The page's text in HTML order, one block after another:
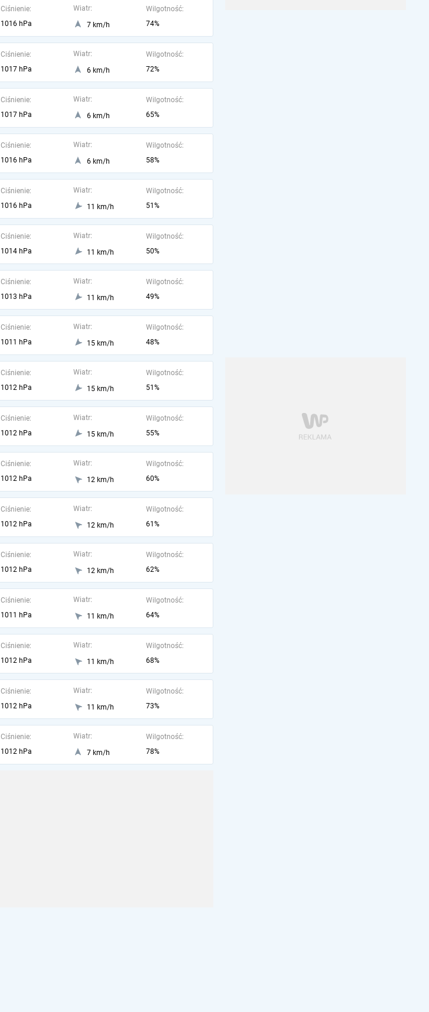
Ciśnienie:
1016 hPa
Wiatr:
7 km/h
Wilgotność:
74%
Ciśnienie:
1017 hPa
Wiatr:
6 km/h
Wilgotność:
72%
Ciśnienie:
1017 hPa
Wiatr:
6 km/h
Wilgotność:
65%
Ciśnienie:
1016 hPa
Wiatr:
6 km/h
Wilgotność:
58%
Ciśnienie:
1016 hPa
Wiatr:
11 km/h
Wilgotność:
51%
Ciśnienie:
1014 hPa
Wiatr:
11 km/h
Wilgotność:
50%
Ciśnienie:
1013 hPa
Wiatr:
11 km/h
Wilgotność:
49%
Ciśnienie:
1011 hPa
Wiatr:
15 km/h
Wilgotność:
48%
Ciśnienie:
1012 hPa
Wiatr:
15 km/h
Wilgotność:
51%
Ciśnienie:
1012 hPa
Wiatr:
15 km/h
Wilgotność:
55%
Ciśnienie:
1012 hPa
Wiatr:
12 km/h
Wilgotność:
60%
Ciśnienie:
1012 hPa
Wiatr:
12 km/h
Wilgotność:
61%
Ciśnienie:
1012 hPa
Wiatr:
12 km/h
Wilgotność:
62%
Ciśnienie:
1011 hPa
Wiatr:
11 km/h
Wilgotność:
64%
Ciśnienie:
1012 hPa
Wiatr:
11 km/h
Wilgotność:
68%
Ciśnienie:
1012 hPa
Wiatr:
11 km/h
Wilgotność:
73%
Ciśnienie:
1012 hPa
Wiatr:
7 km/h
Wilgotność:
78%